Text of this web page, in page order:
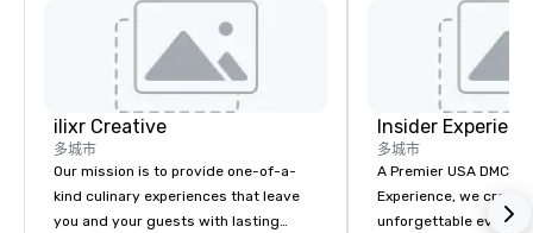
ilixr Creative
多城市
Our mission is to provide one-of-a-
kind culinary experiences that leave
you and your guests with lasting
Insider
多城市
A Premier USA DMC Partner
Experience, we create
unforgettable events